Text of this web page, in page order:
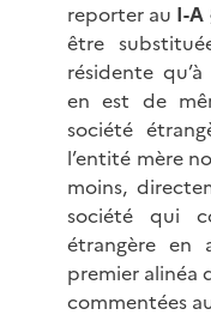
reporter au I-A
être
résidente
en est de
société
l’entité mère
moins,
société qui
étrangère en
premier alinéa
commentées